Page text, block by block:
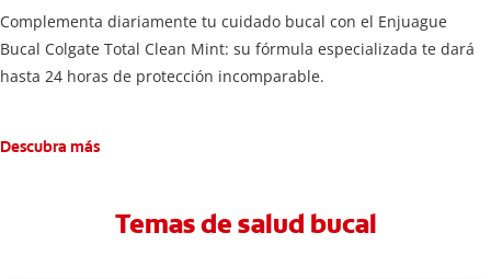
Complementa diariamente tu cuidado bucal con el Enjuague
Bucal Colgate Total Clean Mint: su fórmula especializada te dará
hasta 24 horas de protección incomparable.
Descubra más
Temas de salud bucal